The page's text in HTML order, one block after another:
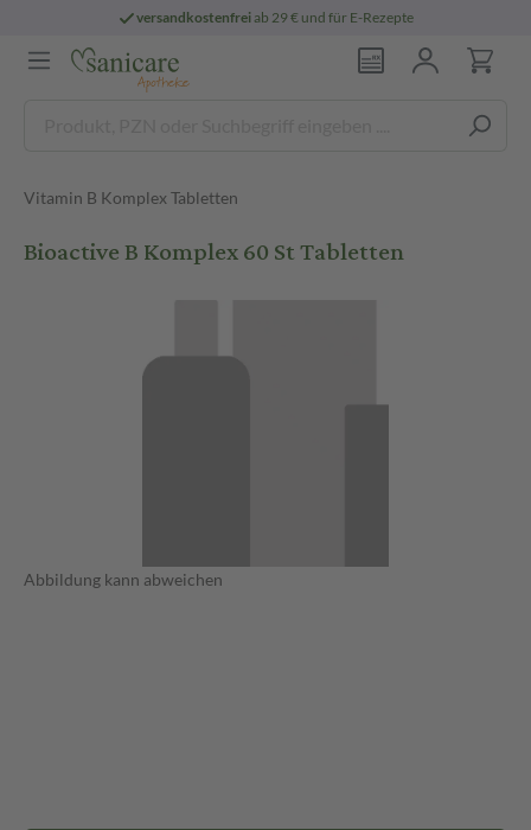
versandkostenfreiab 29 € und für E-Rezepte
Vitamin B Komplex Tabletten
Bioactive B Komplex 60 St Tabletten
Abbildung kann abweichen